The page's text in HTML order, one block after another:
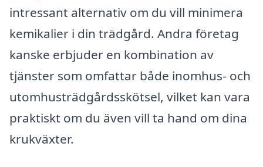
intressant alternativ om du vill minimera
kemikalier i din trädgård. Andra företag
kanske erbjuder en kombination av
tjänster som omfattar både inomhus- och
utomhusträdgårdsskötsel, vilket kan vara
praktiskt om du även vill ta hand om dina
krukväxter.